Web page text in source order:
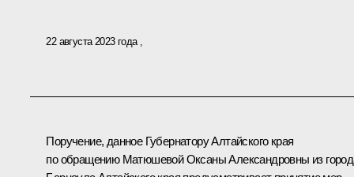
22 августа 2023 года
Поручение, данное Губернатору Алтайского края
по обращению Матюшевой Оксаны Александровны из